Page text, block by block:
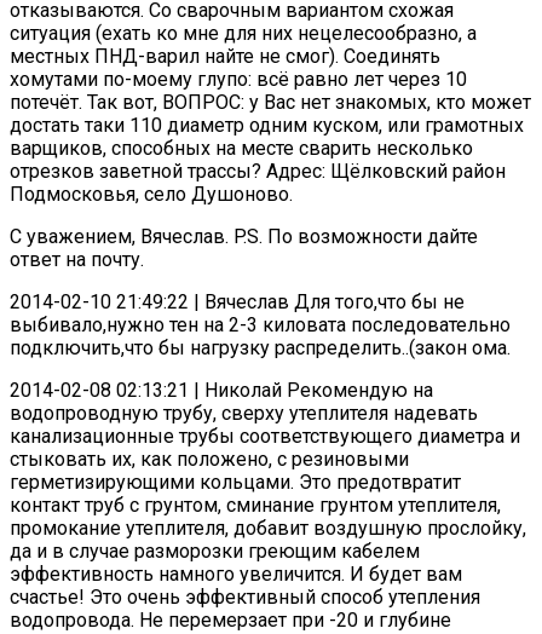
отказываются. Со сварочным вариантом схожая
ситуация (ехать ко мне для них нецелесообразно, а
местных ПНД-варил найте не смог). Соединять
хомутами по-моему глупо: всё равно лет через 10
потечёт. Так вот, ВОПРОС: у Вас нет знакомых, кто может
достать таки 110 диаметр одним куском, или грамотных
варщиков, способных на месте сварить несколько
отрезков заветной трассы? Адрес: Щёлковский район
Подмосковья, село Душоново.
С уважением, Вячеслав. P.S. По возможности дайте
ответ на почту.
2014-02-10 21:49:22 | Вячеслав Для того,что бы не
выбивало,нужно тен на 2-3 киловата последовательно
подключить,что бы нагрузку распределить..(закон ома.
2014-02-08 02:13:21 | Николай Рекомендую на
водопроводную трубу, сверху утеплителя надевать
канализационные трубы соответствующего диаметра и
стыковать их, как положено, с резиновыми
герметизирующими кольцами. Это предотвратит
контакт труб с грунтом, сминание грунтом утеплителя,
промокание утеплителя, добавит воздушную прослойку,
да и в случае разморозки греющим кабелем
эффективность намного увеличится. И будет вам
счастье! Это очень эффективный способ утепления
водопровода. Не перемерзает при -20 и глубине